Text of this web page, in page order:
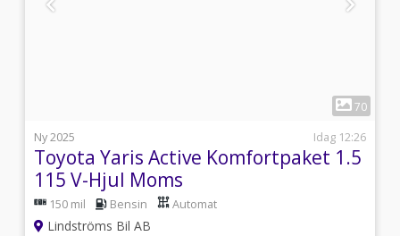
70
Ny 2025
Idag 12:26
Toyota Yaris Active Komfortpaket 1.5
115 V-Hjul Moms
150 mil Bensin Automat
Lindströms Bil AB